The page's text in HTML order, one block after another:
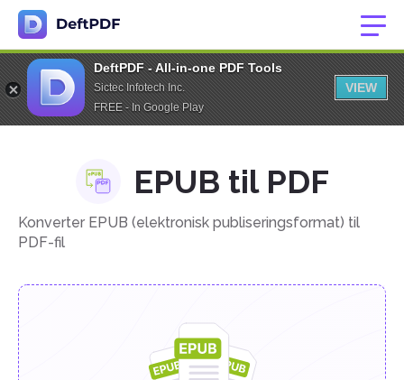
DeftPDF - All-in-one PDF Tools
Sictec Infotech Inc.
FREE - In Google Play
VIEW
EPUB til PDF
Konverter EPUB (elektronisk publiseringsformat) til
PDF-fil